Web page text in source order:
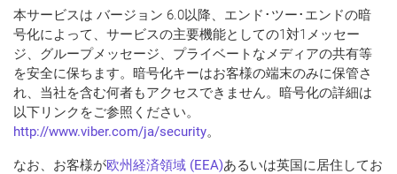
本サービスは バージョン 6.0以降、エンド･ツー･エンドの暗
号化によって、サービスの主要機能としての1対1メッセー
ジ、グループメッセージ、プライベートなメディアの共有等
を安全に保ちます。暗号化キーはお客様の端末のみに保管さ
れ、当社を含む何者もアクセスできません。暗号化の詳細は
以下リンクをご参照ください。
http://www.viber.com/ja/security。
なお、お客様が欧州経済領域 (EEA)あるいは英国に居住してお